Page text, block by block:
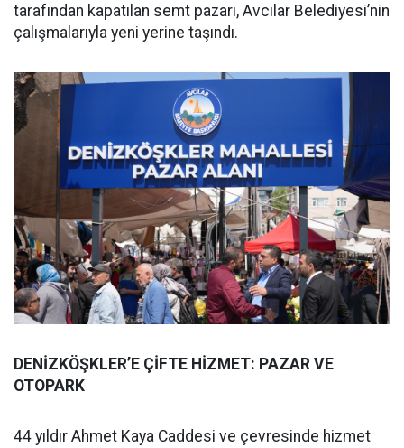
tarafından kapatılan semt pazarı, Avcılar Belediyesi’nin
çalışmalarıyla yeni yerine taşındı.
DENİZKÖŞKLER’E ÇİFTE HİZMET: PAZAR VE
OTOPARK
44 yıldır Ahmet Kaya Caddesi ve çevresinde hizmet